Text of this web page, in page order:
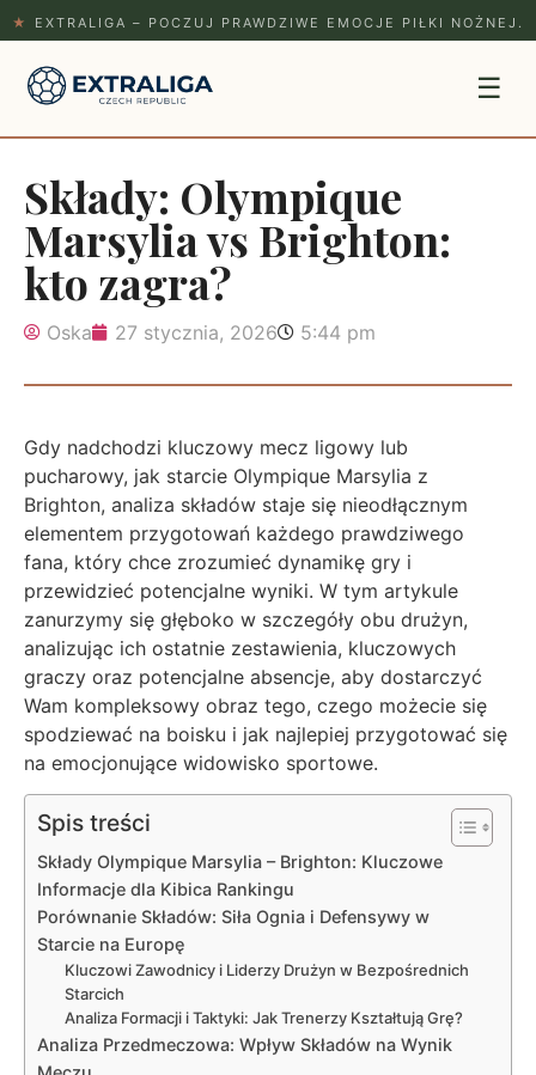
★ EXTRALIGA – POCZUJ PRAWDZIWE EMOCJE PIŁKI NOŻNEJ.
☰
Składy: Olympique
Marsylia vs Brighton:
kto zagra?
Oska 27 stycznia, 2026 5:44 pm
Gdy nadchodzi kluczowy mecz ligowy lub
pucharowy, jak starcie Olympique Marsylia z
Brighton, analiza składów staje się nieodłącznym
elementem przygotowań każdego prawdziwego
fana, który chce zrozumieć dynamikę gry i
przewidzieć potencjalne wyniki. W tym artykule
zanurzymy się głęboko w szczegóły obu drużyn,
analizując ich ostatnie zestawienia, kluczowych
graczy oraz potencjalne absencje, aby dostarczyć
Wam kompleksowy obraz tego, czego możecie się
spodziewać na boisku i jak najlepiej przygotować się
na emocjonujące widowisko sportowe.
Spis treści
Składy Olympique Marsylia – Brighton: Kluczowe
Informacje dla Kibica Rankingu
Porównanie Składów: Siła Ognia i Defensywy w
Starcie na Europę
Kluczowi Zawodnicy i Liderzy Drużyn w Bezpośrednich
Starcich
Analiza Formacji i Taktyki: Jak Trenerzy Kształtują Grę?
Analiza Przedmeczowa: Wpływ Składów na Wynik